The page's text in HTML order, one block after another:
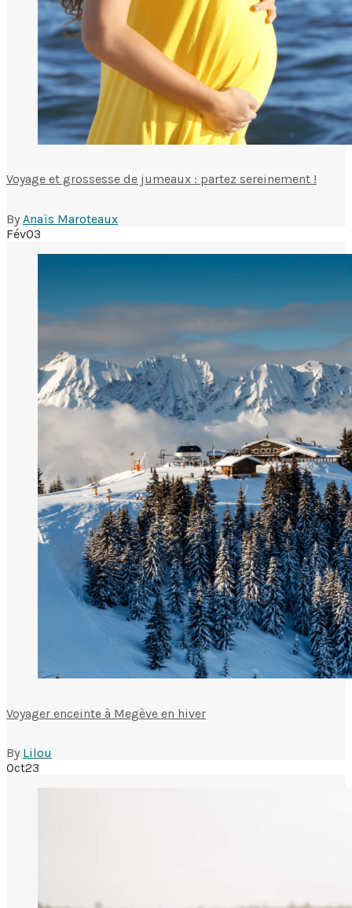
Voyage et grossesse de jumeaux : partez sereinement !
By Anaïs Maroteaux
Fév03
Voyager enceinte à Megève en hiver
By Lilou
Oct23